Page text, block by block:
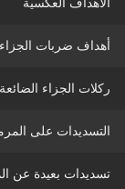
أهداف ضربات الجزاء
ركلات الجزاء الضائعة
التسديدات على
تسديدات بعيدة عن